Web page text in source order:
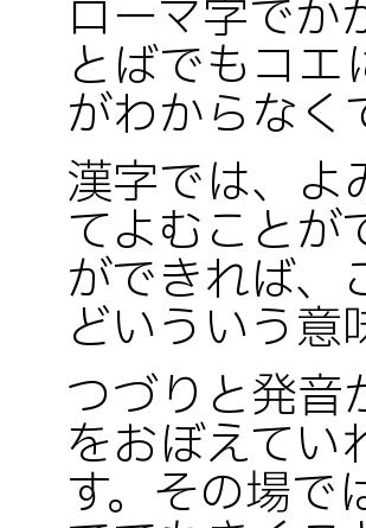
ローマ字で
とばでもコエ
がわからなく
漢字では、よ
てよむことが
ができれば
どいういう意
つづりと発音
をおぼえてい
す。その場で